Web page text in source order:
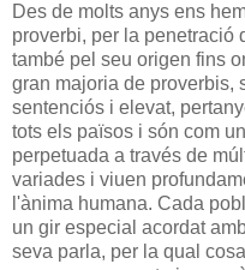
Des de molts anys ens
proverbi, per la penetració
també pel seu origen fins
gran majoria de proverbis,
sentenciós i elevat,
tots els països i són com
perpetuada a través de
variades i viuen
l'ànima humana. Cada
un gir especial acordat
seva parla, per la qual